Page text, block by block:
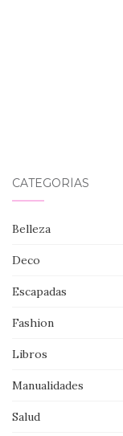
CATEGORÍAS
Belleza
Deco
Escapadas
Fashion
Libros
Manualidades
Salud